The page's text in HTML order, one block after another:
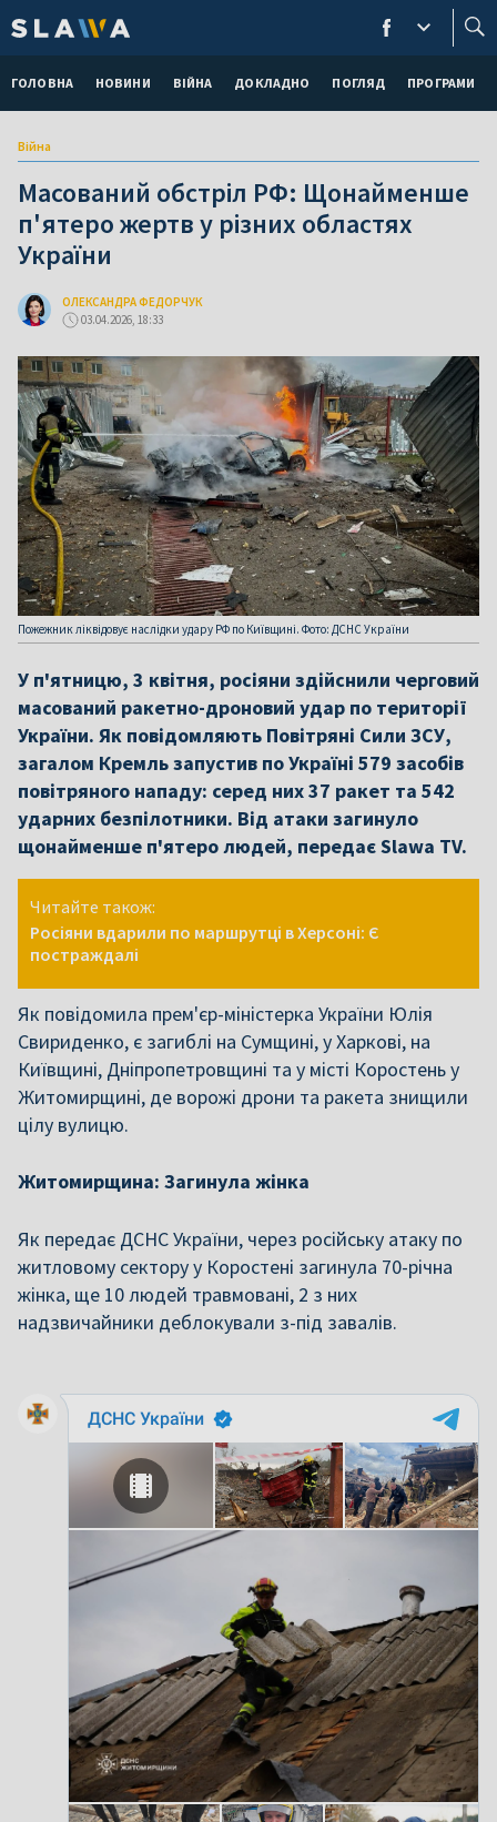
ГОЛОВНА НОВИНИ ВІЙНА ДОКЛАДНО ПОГЛЯД ПРОГРАМИ
Війна
Масований обстріл РФ: Щонайменше
п'ятеро жертв у різних областях
України
ОЛЕКСАНДРА ФЕДОРЧУК
03.04.2026, 18:33
Пожежник ліквідовує наслідки удару РФ по Київщині. Фото: ДСНС України
У п'ятницю, 3 квітня, росіяни здійснили черговий
масований ракетно-дроновий удар по території
України. Як повідомляють Повітряні Сили ЗСУ,
загалом Кремль запустив по Україні 579 засобів
повітряного нападу: серед них 37 ракет та 542
ударних безпілотники. Від атаки загинуло
щонайменше п'ятеро людей, передає Slawa TV.
Читайте також:
Росіяни вдарили по маршрутці в Херсоні: Є
постраждалі
Як повідомила прем'єр-міністерка України Юлія
Свириденко, є загиблі на Сумщині, у Харкові, на
Київщині, Дніпропетровщині та у місті Коростень у
Житомирщині, де ворожі дрони та ракета знищили
цілу вулицю.
Житомирщина: Загинула жінка
Як передає ДСНС України, через російську атаку по
житловому сектору у Коростені загинула 70-річна
жінка, ще 10 людей травмовані, 2 з них
надзвичайники деблокували з-під завалів.